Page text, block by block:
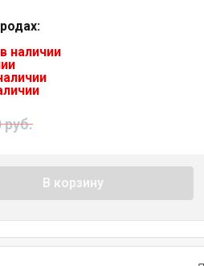
наличии
руб.
В корзину